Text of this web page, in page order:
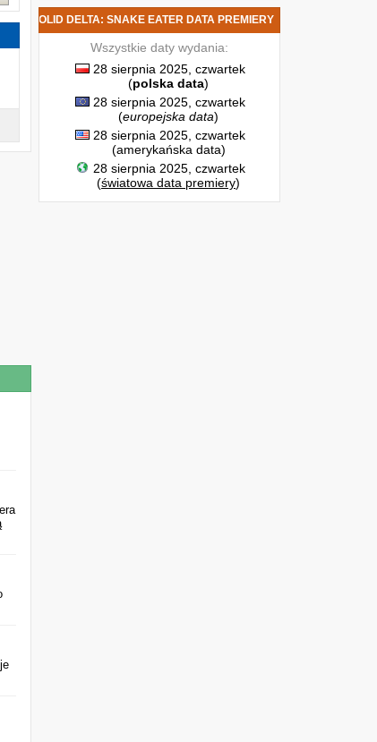
SOLID DELTA: SNAKE EATER DATA PREMIERY
Wszystkie daty wydania:
28 sierpnia 2025, czwartek
(polska data)
28 sierpnia 2025, czwartek
(europejska data)
28 sierpnia 2025, czwartek
(amerykańska data)
28 sierpnia 2025, czwartek
(światowa data premiery)